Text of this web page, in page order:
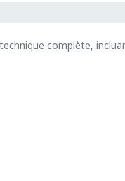
complète,